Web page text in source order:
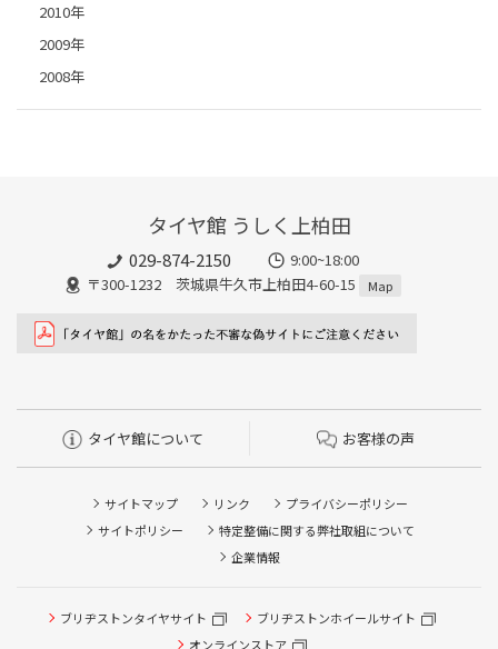
2010年
2009年
2008年
タイヤ館 うしく上柏田
029-874-2150
9:00~18:00
〒300-1232 茨城県牛久市上柏田4-60-15
Map
タイヤ館について お客様の声
サイトマップ リンク
プライバシーポリシー
サイトポリシー
特定整備に関する弊社取組について
企業情報
ブリヂストンタイヤサイト
ブリヂストンホイールサイト
オンラインストア